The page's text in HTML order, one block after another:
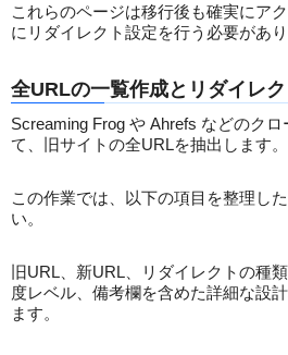
これらのページは移行後も確実にア
にリダイレクト設定を行う必要があり
全URLの一覧作成とリダイレ
Screaming Frog や Ahrefs などのク
て、旧サイトの全URLを抽出します。
この作業では、以下の項目を整理し
い。
旧URL、新URL、リダイレクトの種
度レベル、備考欄を含めた詳細な設
ます。